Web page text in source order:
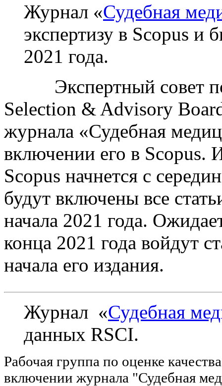
Журнал «Судебная
экспертизу в Scopus и
2021 года.
Экспертный совет
Selection & Advisory
журнала «Судебная
включении его в Scopus.
Scopus начнется с
будут включены все
начала 2021 года.
конца 2021 года войдут
начала его издания.
Журнал «Судебная
данных RSCI.
Рабочая группа по оценке
включении журнала "Судебная